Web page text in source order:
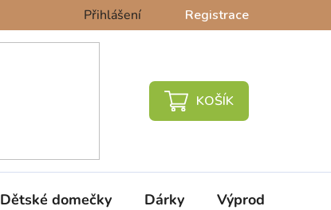
Přihlášení Registrace
NÁKUPNÍ
Dětské domečky Dárky Výprodej %